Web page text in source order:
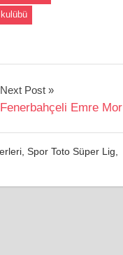
Next Post
Fenerbahçeli Emre Mor
, Spor Toto Süper Lig,